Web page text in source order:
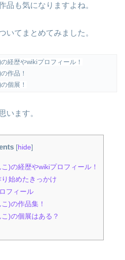
品も気になりますよね。
いてまとめてみました。
経歴やwikiプロフィール！
の作品！
個展！
います。
[hide]
)の経歴やwikiプロフィール！
始めたきっかけ
フィール
)の作品集！
)の個展はある？